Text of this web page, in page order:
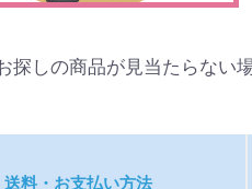
探しの商品が見当たらない
送料・お支払い方法